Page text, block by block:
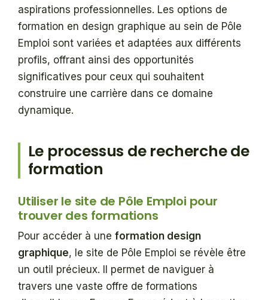
aspirations professionnelles. Les options de
formation en design graphique au sein de Pôle
Emploi sont variées et adaptées aux différents
profils, offrant ainsi des opportunités
significatives pour ceux qui souhaitent
construire une carrière dans ce domaine
dynamique.
Le processus de recherche de
formation
Utiliser le site de Pôle Emploi pour
trouver des formations
Pour accéder à une formation design
graphique, le site de Pôle Emploi se révèle être
un outil précieux. Il permet de naviguer à
travers une vaste offre de formations